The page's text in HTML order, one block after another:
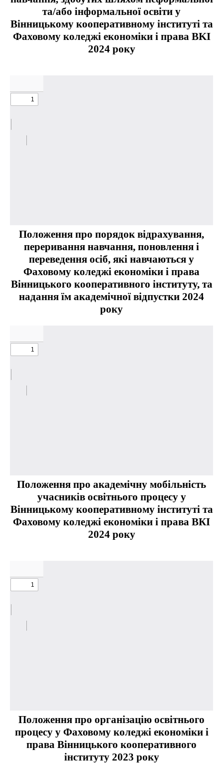
та/або інформальної освіти у
Вінницькому кооперативному інституті та
Фаховому коледжі економіки i права BKI
2024 року
Положення про порядок відрахування,
переривання навчання, поновлення і
переведення осіб, які навчаються у
Фаховому коледжі економіки і права
Вінницького кооперативного інституту, та
надання їм академічної відпустки 2024
року
Положення про академічну мобільність
учасників освітнього процесу у
Вінницькому кооперативному інституті та
Фаховому коледжі економіки і права ВКІ
2024 року
Положення про організацію освітнього
процесу у Фаховому коледжі економіки і
права Вінницького кооперативного
інституту 2023 року